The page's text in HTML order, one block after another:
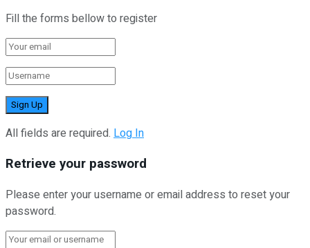
Fill the forms bellow to register
All fields are required. Log In
Retrieve your password
Please enter your username or email address to reset your
password.